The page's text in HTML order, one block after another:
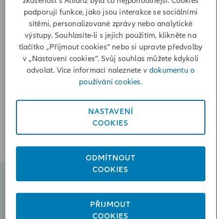
Poslat zprávu
+420734582480
Otevírací doba
Pondělí
08:30-12:00, 12:30-16:00
08:30-12:00, 12:30-17:00
Středa
08:30-12:00, 12:30-16:00
08:30-12:00, 12:30-16:00
08:30-12:00, 12:30-15:00
Naplánovat schůzku
podporují funkce, jako jsou interakce se sociálními
sítěmi, personalizované zprávy nebo analytické
výstupy. Souhlasíte-li s jejich použitím, klikněte na
tlačítko „Přijmout cookies“ nebo si upravte předvolby
v „Nastavení cookies“. Svůj souhlas můžete kdykoli
odvolat. Více informací naleznete v dokumentu o
používání cookies.
NASTAVENÍ
COOKIES
ODMÍTNOUT
COOKIES
PŘIJMOUT
COOKIES